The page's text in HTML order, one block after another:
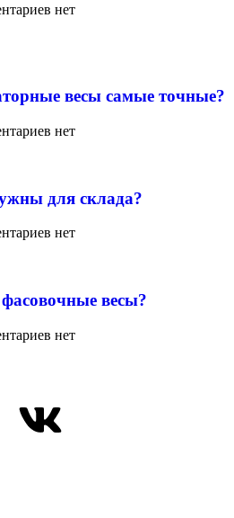
нет
весы самые точные?
нет
для склада?
нет
весы?
нет